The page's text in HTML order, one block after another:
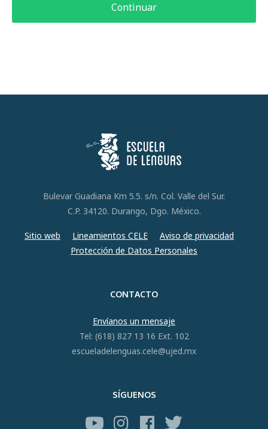
Continuar
Bulevar Guadiana Km 5.5. s/n. Col. Valle del Sur.
C.P. 34120. Durango, Dgo. México.
Sitio web Lineamientos CELE
Aviso de privacidad
Protección de Datos Personales
CONTACTO
Envíanos un mensaje
Tel: (618) 827 13 16 Ext. 102
escueladelenguas.cele@ujed.mx
SÍGUENOS
YouTube InstagramFacebookTwitter